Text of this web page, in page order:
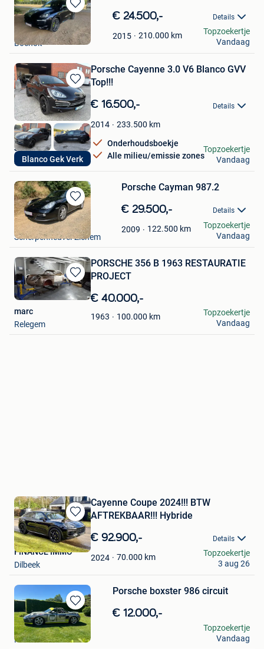
Bewaren
in
Mijn
Favorieten
€ 24.500,- Details
2015 210.000 km
Kelly Govers
Bocholt
Topzoekertje
Vandaag
Bewaren
in
Mijn
Favorieten
Blanco Gek Verk
Porsche Cayenne 3.0 V6 Blanco GVV
Top!!!
€ 16.500,- Details
2014 233.500 km
Onderhoudsboekje
Alle milieu/emissie zones
Jurgen
Zonnebeke
Topzoekertje
Vandaag
Bewaren
in
Mijn
Favorieten
Porsche Cayman 987.2
€ 29.500,- Details
2009 122.500 km
Verpoorten
Scherpenheuvel-Zichem
Topzoekertje
Vandaag
Bewaren
in
Favorieten
PORSCHE 356 B 1963 RESTAURATIE
PROJECT
€ 40.000,-
1963 100.000 km
marc
Relegem
Topzoekertje
Vandaag
Bewaren
in
Mijn
Favorieten
Cayenne Coupe 2024!!! BTW
AFTREKBAAR!!! Hybride
€ 92.900,- Details
2024 70.000 km
FINANCE IMMO
Dilbeek
Topzoekertje
3 aug 26
Bewaren
in
Mijn
Favorieten
Porsche boxster 986 circuit
€ 12.000,-
Roel
Ranst
Topzoekertje
Vandaag